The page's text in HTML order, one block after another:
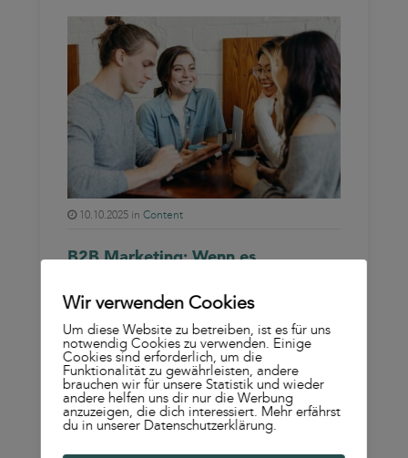
10.10.2025 in Content
B2B Marketing: Wenn es
abgesehen haben
Wenn du Unternehmen statt
Endkund:innen erreichen willst,
bewegst du dich letztendlich im
gleichen Marketingkosmos wie deine
Zielgruppe. Hier erfährst du, wie du
als B2B Unternehmen das Marketing
Wir verwenden Cookies
Um diese Website zu betreiben, ist es für uns
notwendig Cookies zu verwenden. Einige
Cookies sind erforderlich, um die
Funktionalität zu gewährleisten, andere
brauchen wir für unsere Statistik und wieder
andere helfen uns dir nur die Werbung
anzuzeigen, die dich interessiert. Mehr erfährst
du in unserer Datenschutzerklärung.